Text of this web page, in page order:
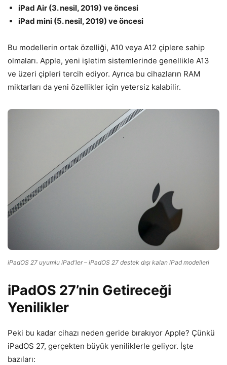
iPad Air (3. nesil, 2019) ve öncesi
iPad mini (5. nesil, 2019) ve öncesi
Bu modellerin ortak özelliği, A10 veya A12 çiplere sahip
olmaları. Apple, yeni işletim sistemlerinde genellikle A13
ve üzeri çipleri tercih ediyor. Ayrıca bu cihazların RAM
miktarları da yeni özellikler için yetersiz kalabilir.
iPadOS 27 uyumlu iPad'ler – iPadOS 27 destek dışı kalan iPad modelleri
iPadOS 27’nin Getireceği
Yenilikler
Peki bu kadar cihazı neden geride bırakıyor Apple? Çünkü
iPadOS 27, gerçekten büyük yeniliklerle geliyor. İşte
bazıları: